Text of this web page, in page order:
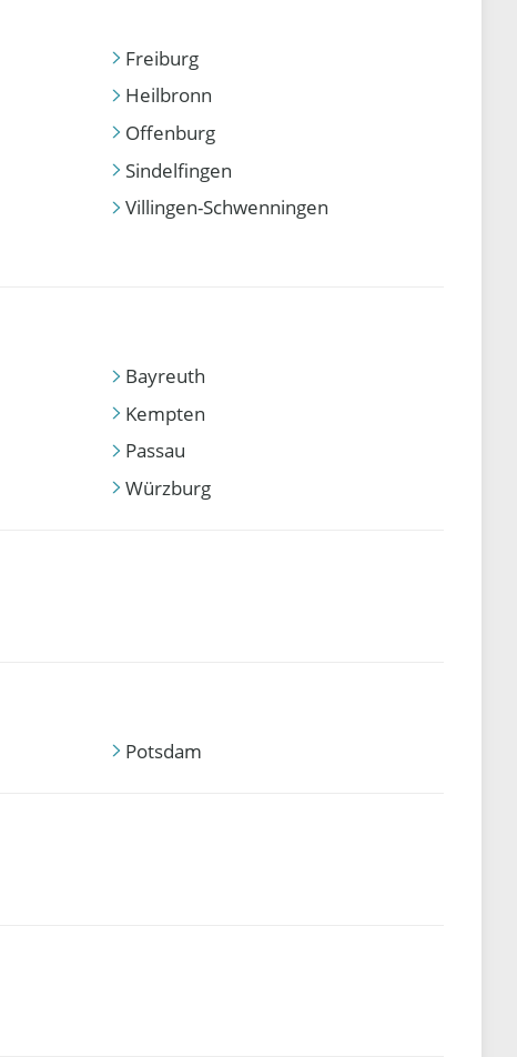
Freiburg
Heilbronn
Offenburg
Sindelfingen
Villingen-Schwenningen
Bayreuth
Kempten
Passau
Würzburg
Potsdam